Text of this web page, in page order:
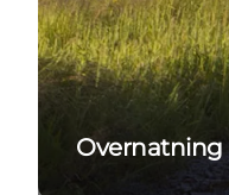
Overnatning